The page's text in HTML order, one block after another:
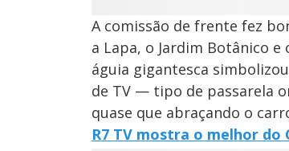
A comissão de frente fez
a Lapa, o Jardim Botânico
águia gigantesca
de TV — tipo de passarela
quase que abraçando o
R7 TV mostra o melhor do